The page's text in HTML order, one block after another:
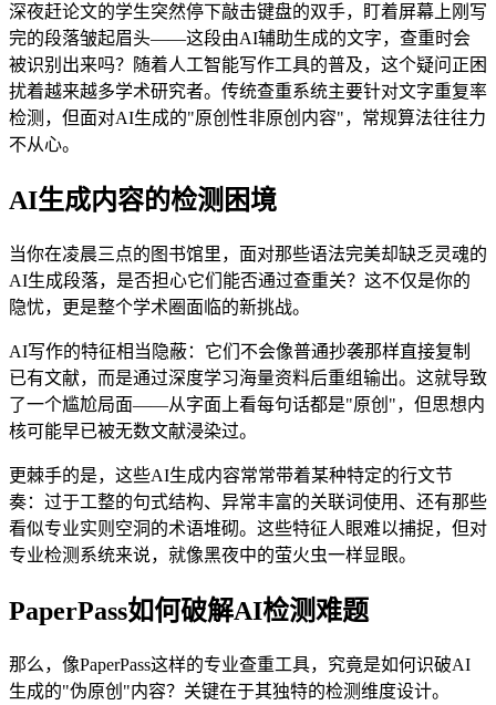
深夜赶论文的学生突然停下敲击键盘的双手，盯着屏幕上刚写
完的段落皱起眉头——这段由AI辅助生成的文字，查重时会
被识别出来吗？随着人工智能写作工具的普及，这个疑问正困
扰着越来越多学术研究者。传统查重系统主要针对文字重复率
检测，但面对AI生成的"原创性非原创内容"，常规算法往往力
不从心。
AI生成内容的检测困境
当你在凌晨三点的图书馆里，面对那些语法完美却缺乏灵魂的
AI生成段落，是否担心它们能否通过查重关？这不仅是你的
隐忧，更是整个学术圈面临的新挑战。
AI写作的特征相当隐蔽：它们不会像普通抄袭那样直接复制
已有文献，而是通过深度学习海量资料后重组输出。这就导致
了一个尴尬局面——从字面上看每句话都是"原创"，但思想内
核可能早已被无数文献浸染过。
更棘手的是，这些AI生成内容常常带着某种特定的行文节
奏：过于工整的句式结构、异常丰富的关联词使用、还有那些
看似专业实则空洞的术语堆砌。这些特征人眼难以捕捉，但对
专业检测系统来说，就像黑夜中的萤火虫一样显眼。
PaperPass如何破解AI检测难题
那么，像PaperPass这样的专业查重工具，究竟是如何识破AI
生成的"伪原创"内容？关键在于其独特的检测维度设计。